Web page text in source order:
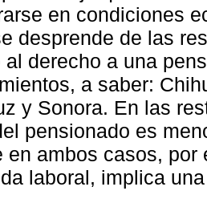
en condiciones
desprende de las
al derecho a una
a saber:
y Sonora. En las
pensionado es
en ambos casos,
laboral, implica